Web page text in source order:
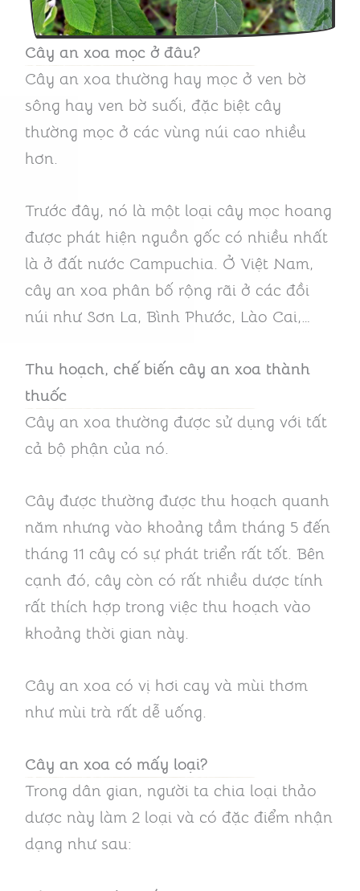
Cây an xoa mọc ở đâu?
Cây an xoa thường hay mọc ở ven bờ
sông hay ven bờ suối, đặc biệt cây
thường mọc ở các vùng núi cao nhiều
hơn.
Trước đây, nó là một loại cây mọc hoang
được phát hiện nguồn gốc có nhiều nhất
là ở đất nước Campuchia. Ở Việt Nam,
cây an xoa phân bố rộng rãi ở các đồi
núi như Sơn La, Bình Phước, Lào Cai,…
Thu hoạch, chế biến cây an xoa thành
thuốc
Cây an xoa thường được sử dụng với tất
cả bộ phận của nó.
Cây được thường được thu hoạch quanh
năm nhưng vào khoảng tầm tháng 5 đến
tháng 11 cây có sự phát triển rất tốt. Bên
cạnh đó, cây còn có rất nhiều dược tính
rất thích hợp trong việc thu hoạch vào
khoảng thời gian này.
Cây an xoa có vị hơi cay và mùi thơm
như mùi trà rất dễ uống.
Cây an xoa có mấy loại?
Trong dân gian, người ta chia loại thảo
dược này làm 2 loại và có đặc điểm nhận
dạng như sau: